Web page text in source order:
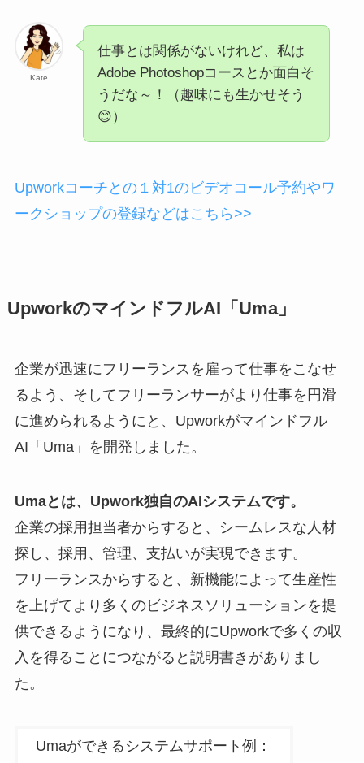
Kate
仕事とは関係がないけれど、私は
Adobe Photoshopコースとか面白そ
うだな～！（趣味にも生かせそう
😊）
Upworkコーチとの１対1のビデオコール予約やワ
ークショップの登録などはこちら>>
UpworkのマインドフルAI「Uma」
企業が迅速にフリーランスを雇って仕事をこなせ
るよう、そしてフリーランサーがより仕事を円滑
に進められるようにと、Upworkがマインドフル
AI「Uma」を開発しました。
Umaとは、Upwork独自のAIシステムです。
企業の採用担当者からすると、シームレスな人材
探し、採用、管理、支払いが実現できます。
フリーランスからすると、新機能によって生産性
を上げてより多くのビジネスソリューションを提
供できるようになり、最終的にUpworkで多くの収
入を得ることにつながると説明書きがありまし
た。
Umaができるシステムサポート例：